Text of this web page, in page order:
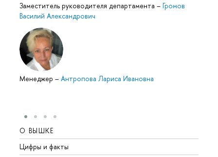
Заместитель руководителя департамента – Громов
Василий Александрович
Менеджер – Антропова Лариса Ивановна
О ВЫШКЕ
Цифры и факты